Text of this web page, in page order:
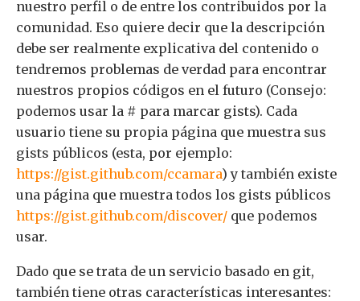
nuestro perfil o de entre los contribuidos por la
comunidad. Eso quiere decir que la descripción
debe ser realmente explicativa del contenido o
tendremos problemas de verdad para encontrar
nuestros propios códigos en el futuro (Consejo:
podemos usar la # para marcar gists). Cada
usuario tiene su propia página que muestra sus
gists públicos (esta, por ejemplo:
https://gist.github.com/ccamara) y también existe
una página que muestra todos los gists públicos
https://gist.github.com/discover/ que podemos
usar.
Dado que se trata de un servicio basado en git,
también tiene otras características interesantes: